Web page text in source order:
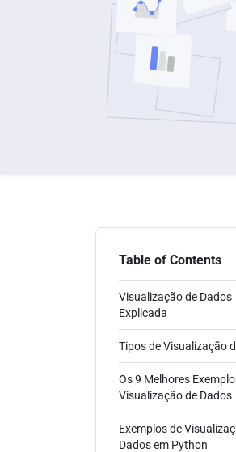
Table of Contents
Visualização de Dados
Explicada
Tipos de Visualização
Os 9 Melhores
Visualização de Dados
Exemplos de
Dados em Python